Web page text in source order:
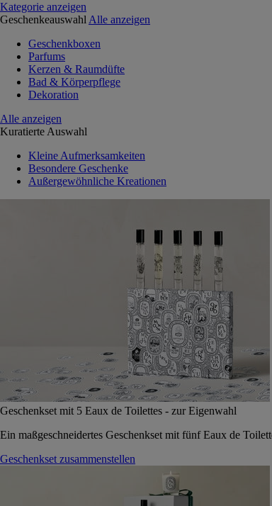
Kategorie anzeigen
Geschenkeauswahl Alle anzeigen
Geschenkboxen
Parfums
Kerzen & Raumdüfte
Bad & Körperpflege
Dekoration
Alle anzeigen
Kuratierte Auswahl
Kleine Aufmerksamkeiten
Besondere Geschenke
Außergewöhnliche Kreationen
Geschenkset mit 5 Eaux de Toilettes - zur Eigenwahl
Ein maßgeschneidertes Geschenkset mit fünf Eaux de
Geschenkset zusammenstellen